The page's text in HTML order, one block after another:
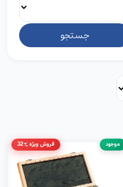
جستجو
موجود فروش ویژه %32